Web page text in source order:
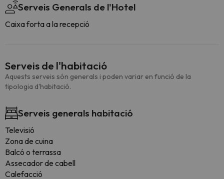
Serveis Generals de l'Hotel
Caixa forta a la recepció
Serveis de l'habitació
Aquests serveis són generals i poden variar en funció de la
tipologia d'habitació.
Serveis generals habitació
Televisió
Zona de cuina
Balcó o terrassa
Assecador de cabell
Calefacció